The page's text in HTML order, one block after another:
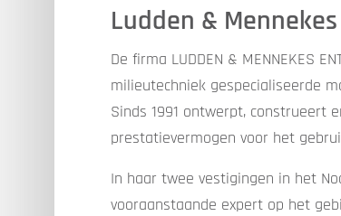
Ludden &
De firma LUDDEN & MENNEKES
milieutechniek gespecialiseerde
Sinds 1991 ontwerpt, construeert
prestatievermogen voor het
In haar twee vestigingen in het
vooraanstaande expert op het